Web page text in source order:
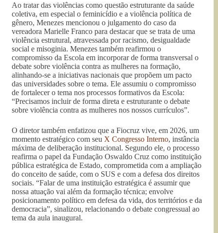
Ao tratar das violências como questão estruturante da saúde
coletiva, em especial o feminicídio e a violência política de
gênero, Menezes mencionou o julgamento do caso da
vereadora Marielle Franco para destacar que se trata de uma
violência estrutural, atravessada por racismo, desigualdade
social e misoginia. Menezes também reafirmou o
compromisso da Escola em incorporar de forma transversal o
debate sobre violência contra as mulheres na formação,
alinhando-se a iniciativas nacionais que propõem um pacto
das universidades sobre o tema. Ele assumiu o compromisso
de fortalecer o tema nos processos formativos da Escola:
“Precisamos incluir de forma direta e estruturante o debate
sobre violência contra as mulheres nos nossos currículos”.
O diretor também enfatizou que a Fiocruz vive, em 2026, um
momento estratégico com seu X Congresso Interno, instância
máxima de deliberação institucional. Segundo ele, o processo
reafirma o papel da Fundação Oswaldo Cruz como instituição
pública estratégica de Estado, comprometida com a ampliação
do conceito de saúde, com o SUS e com a defesa dos direitos
sociais. “Falar de uma instituição estratégica é assumir que
nossa atuação vai além da formação técnica; envolve
posicionamento político em defesa da vida, dos territórios e da
democracia”, sinalizou, relacionando o debate congressual ao
tema da aula inaugural.